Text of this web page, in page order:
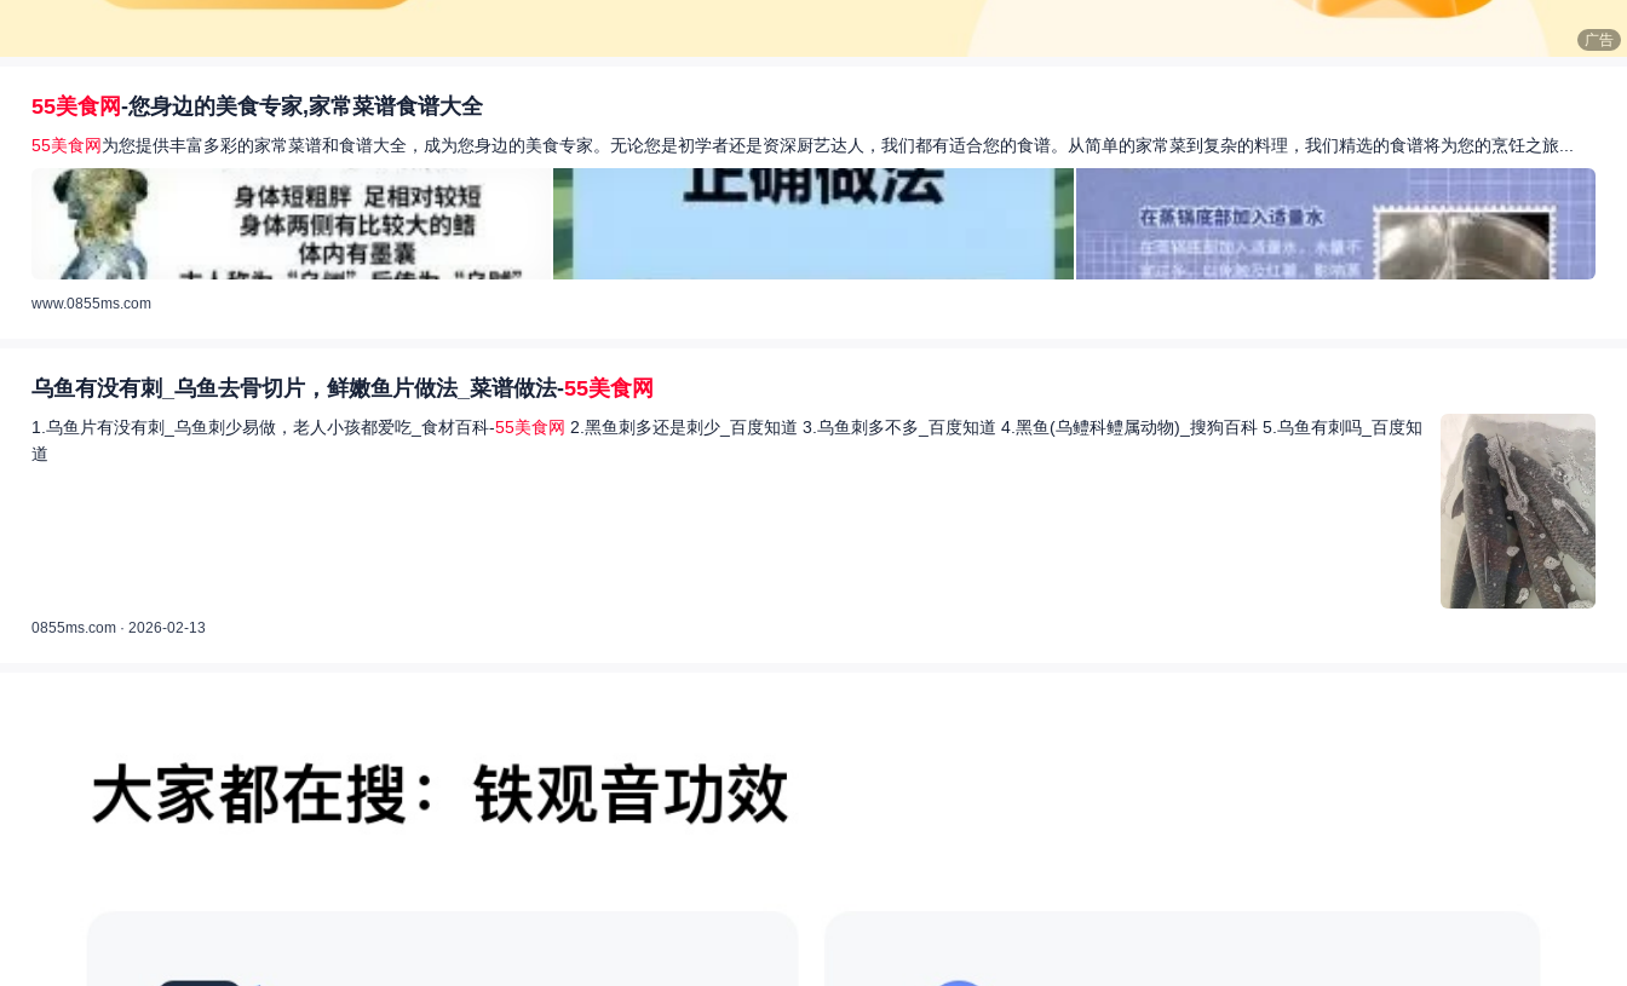
广告
55美食网-您身边的美食专家,家常菜谱食谱大全
55美食网为您提供丰富多彩的家常菜谱和食谱大全，成为您身边的美食专家。无论您是初学者还是资深厨艺达人，我们都有适合您的食谱。从简单的家常菜到复杂的料理，我们精选的食谱将为您的烹饪之旅...
www.0855ms.com
乌鱼有没有刺_乌鱼去骨切片，鲜嫩鱼片做法_菜谱做法-55美食网
1.乌鱼片有没有刺_乌鱼刺少易做，老人小孩都爱吃_食材百科-55美食网 2.黑鱼刺多还是刺少_百度知道 3.乌鱼刺多不多_百度知道 4.黑鱼(乌鳢科鳢属动物)_搜狗百科 5.乌鱼有刺吗_百度知
道
0855ms.com · 2026-02-13